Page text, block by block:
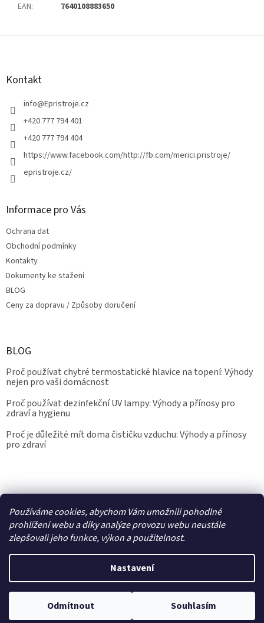
Používáme cookies, abychom Vám umožnili pohodlné
prohlížení webu a díky analýze provozu webu neustále
zlepšovali jeho funkce, výkon a použitelnost.
Nastavení
Odmítnout Souhlasím
EAN: 7640108883650
Z
Kontakt
info@Epristroje.cz
+420 777 794 401
+420 777 794 404
https://www.facebook.com/http://fb.com/merici.pristroje/
epristroje.cz/
Informace pro Vás
Ochrana dat
Obchodní podmínky
Kontakty
Dokumenty ke stažení
BLOG
Ceny za dopravu / Způsoby doručení
BLOG
Proč používat chytré termostatické hlavice na topení: Výhody
nejen pro vaši domácnost
Proč používat dezinfekční UV lampy: Výhody a přínosy pro
zdraví a hygienu
Proč je důležité mít doma čističku vzduchu: Výhody a přínosy
pro zdraví
Copyright 2026Epřístroje.cz. Všechna práva vyhrazena.Upravit